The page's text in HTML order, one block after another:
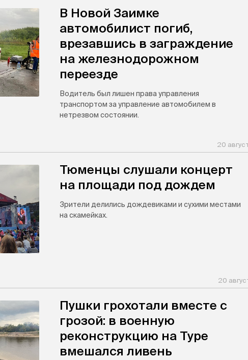
В Новой Заимке
автомобилист погиб,
врезавшись в заграждение
на железнодорожном
переезде
Водитель был лишен права управления
транспортом за управление автомобилем в
нетрезвом состоянии.
20
Тюменцы слушали концерт
на площади под дождем
Зрители делились дождевиками и сухими местами
на скамейках.
20
Пушки грохотали вместе с
грозой: в военную
реконструкцию на Туре
вмешался ливень